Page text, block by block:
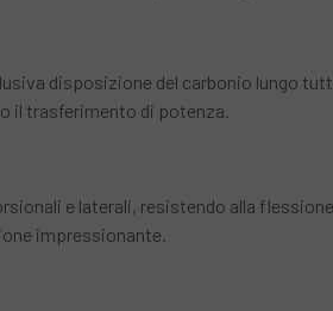
disposizione del carbonio lungo
il trasferimento di potenza.
e laterali, resistendo alla
impressionante.